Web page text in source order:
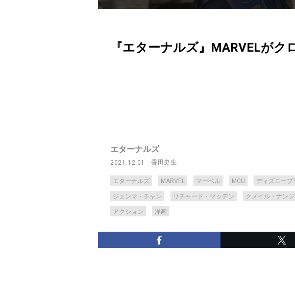
『エターナルズ』MARVELが
エターナルズ
2021.12.01 香田史生
エターナルズ MARVEL マーベル MCU ディズニープ
ジェンマ・チャン リチャード・マッデン クメイル・ナン
アクション 洋画